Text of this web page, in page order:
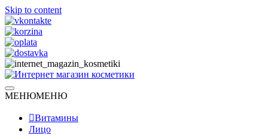
Skip to content
Интернет магазин косметики
Натуральная косметика
МЕНЮМЕНЮ
Витамины
Лицо